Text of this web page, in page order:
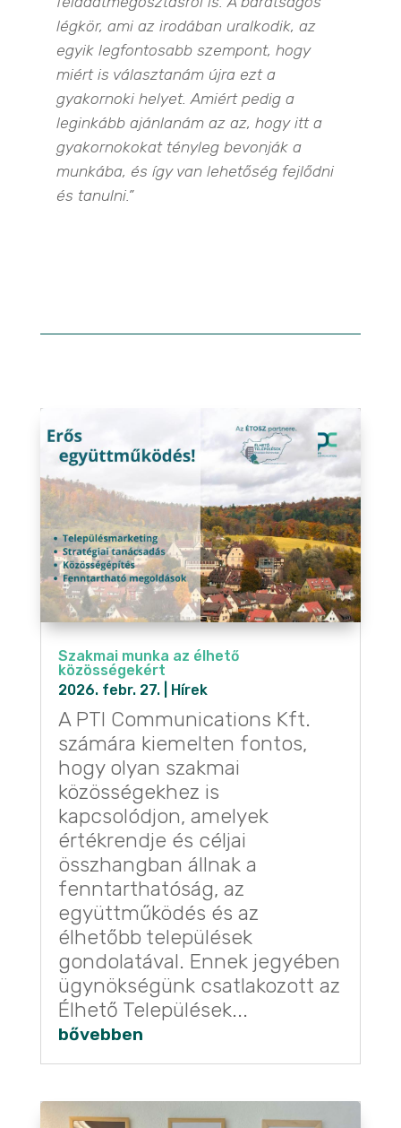
légkör, ami az irodában uralkodik, az
egyik legfontosabb szempont, hogy
miért is választanám újra ezt a
gyakornoki helyet. Amiért pedig a
leginkább ajánlanám az az, hogy itt a
gyakornokokat tényleg bevonják a
munkába, és így van lehetőség fejlődni
és tanulni.”
Szakmai munka az élhető
közösségekért
2026. febr. 27.| Hírek
A PTI Communications Kft.
számára kiemelten fontos,
hogy olyan szakmai
közösségekhez is
kapcsolódjon, amelyek
értékrendje és céljai
összhangban állnak a
fenntarthatóság, az
együttműködés és az
élhetőbb települések
gondolatával. Ennek jegyében
ügynökségünk csatlakozott az
Élhető Települések...
bővebben